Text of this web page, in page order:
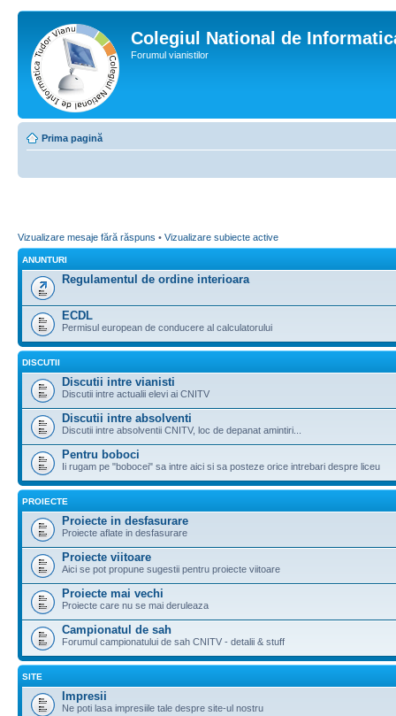
Colegiul National de
Forumul vianistilor
Prima pagină
Vizualizare mesaje fără răspuns • Vizualizare subiecte active
ANUNTURI
Regulamentul de ordine interioara
ECDL
Permisul european de conducere al calculatorului
DISCUTII
Discutii intre vianisti
Discutii intre actualii elevi ai CNITV
Discutii intre absolventi
Discutii intre absolventii CNITV, loc de depanat amintiri...
Pentru boboci
Ii rugam pe "bobocei" sa intre aici si sa posteze orice intrebari despre liceu
PROIECTE
Proiecte in desfasurare
Proiecte aflate in desfasurare
Proiecte viitoare
Aici se pot propune sugestii pentru proiecte viitoare
Proiecte mai vechi
Proiecte care nu se mai deruleaza
Campionatul de sah
Forumul campionatului de sah CNITV - detalii & stuff
SITE
Impresii
Ne poti lasa impresiile tale despre site-ul nostru